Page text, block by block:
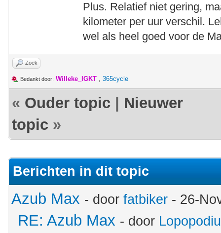
Plus. Relatief niet gering,
kilometer per uur verschil.
wel als heel goed voor de
Zoek
Bedankt door: Willeke_IGKT , 365cycle
« Ouder topic
Nieuwer
topic »
Berichten in dit topic
Azub Max - door fatbiker - 26-
RE: Azub Max - door